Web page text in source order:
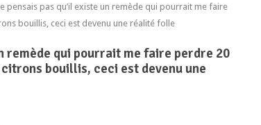
pensais pas qu’il existe un remède qui pourrait me faire
bouillis, ceci est devenu une réalité folle
remède qui pourrait me faire perdre 20
bouillis, ceci est devenu une